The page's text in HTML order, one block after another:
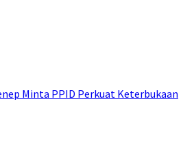
Minta PPID Perkuat Keterbukaan